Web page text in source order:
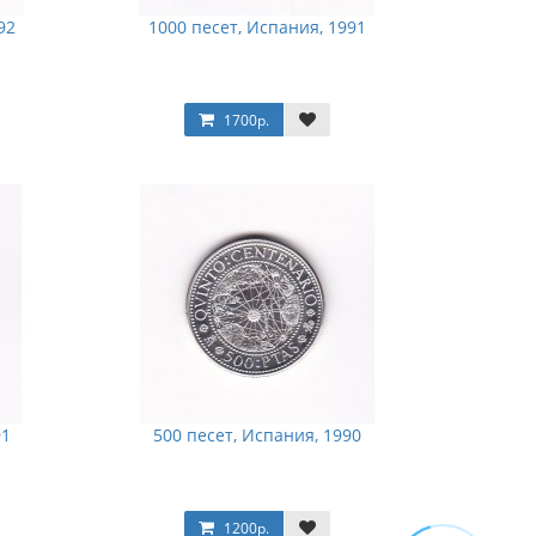
1000 песет, Испания, 1991
1700р.
500 песет, Испания, 1990
1200р.